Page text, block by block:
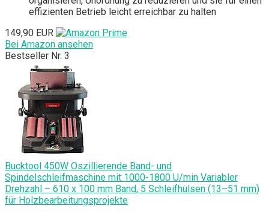
effizienten Betrieb leicht erreichbar zu halten
149,90 EUR
Bei Amazon ansehen
Bestseller Nr. 3
Bucktool 450W Oszillierende Band- und
Spindelschleifmaschine mit 1000-1800 U/min Variabler
Drehzahl – 610 x 100 mm Band, 5 Schleifhülsen (13–51 mm)
für Holzbearbeitungsprojekte